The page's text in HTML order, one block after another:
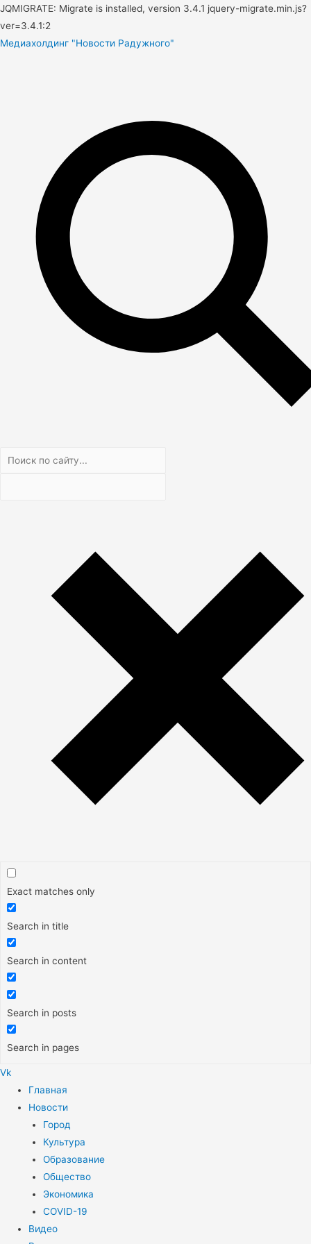
JQMIGRATE: Migrate is installed, version 3.4.1 jquery-migrate.min.js?
ver=3.4.1:2
Медиахолдинг "Новости Радужного"
Exact matches only
Search in title
Search in content
Search in posts
Search in pages
Vk
Меню
Главная
Новости
Город
Культура
Образование
Общество
Экономика
COVID-19
Видео